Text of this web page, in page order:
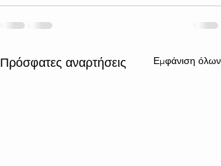
Πρόσφατες αναρτήσεις Εμφάνιση όλων